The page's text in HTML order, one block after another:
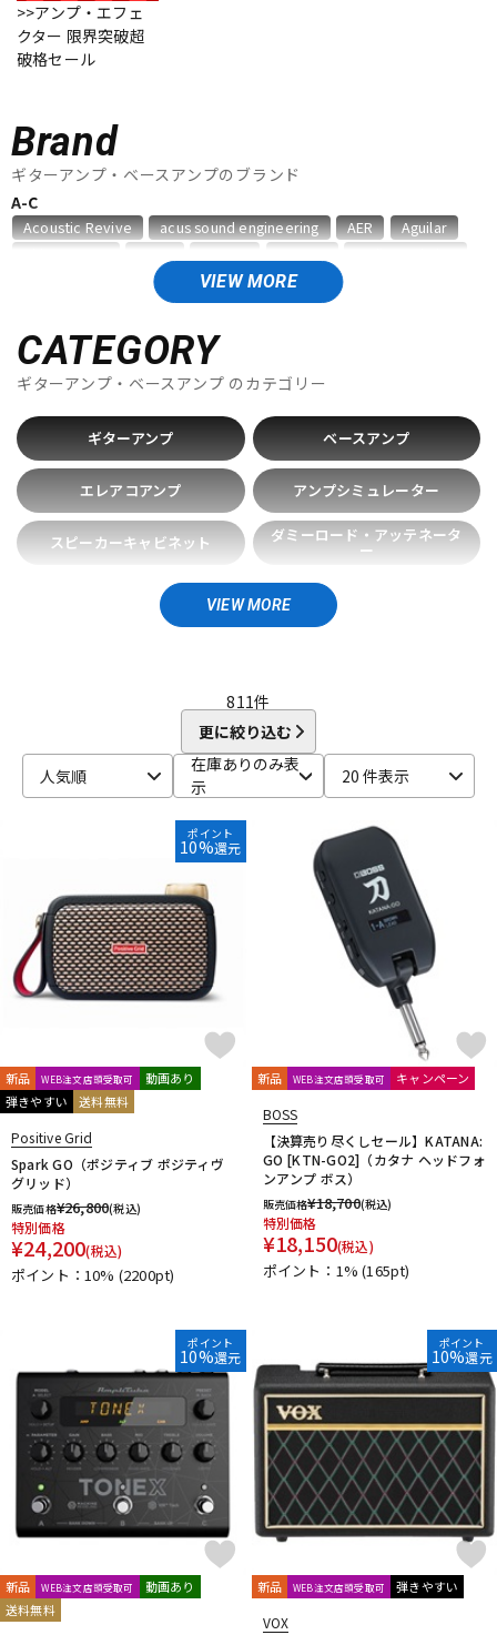
管楽器
アンプ
DJ機器 DTM
DTM オンライン納品 レコーディング機器
配信/ライブ機器
中古 ヴィンテージ
>>アンプ・エフェ
クター 限界突破超
破格セール
Brand
ギターアンプ・ベースアンプのブランド
VIEW MORE
A-C
Acoustic Revive acus sound engineering AER
Aguilar
BAGEND BELDEN Benson Amps
BOSS CAJ Carr
CORNELL
D-F
Danelectro Darkglass Electronics Demeter
Divided by 13
Dr.Z DV MARK EBS
Effects Bakery
Electro Harmonix
ENGL EVH EX-Pro
Fender Japan
Fender USA
Fluid Audio
FRACTAL AUDIO SYSTEMS
Free The Tone
FRIEDMAN FRYETTE
FunSounds Pro
FURMAN
G-M
GATOR Gibson
GR Bass
Henriksen Amplifiers
HIWATT HOTONE
IK Multimedia JOYO J-Sound Garage
Montreux
MOOER
MUTEC
Neural DSP NIKKO Noah’sark NUX Orange
ORB
Palmer Pearl
Pocket Amp
POLYTONE
REVV Roland
SANWA SUPPLY SENNHEISER
shin’s music
SHINOS amplifier company Ltd.
String Driver
strymon
Suhr Amps SYNERGY tc electronic
TECH21
Two Notes
Udo Roesner Amps Universal Audio
unknown
VANDERKLEY
VHT VOVOX VOX
WALRUS AUDIO
YAMAHA
ZT Amp
他
キョーリツ
CATEGORY
ギターアンプ・ベースアンプ のカテゴリー
ギターアンプ ベースアンプ
エレアコアンプ アンプシミュレーター
スピーカーキャビネット ダミーロード・アッテネータ
ー
スピーカーケーブル
VIEW MORE
811件
更に絞り込む
人気順
在庫ありのみ表
示
20 件表示
ポイント
10%還元
新品 WEB注文店頭受取可
動画あり
弾きやすい
送料無料
Positive Grid
Spark GO（ポジティブ ポジティヴ
グリッド）
販売価格¥26,800(税込)
特別価格
¥24,200(税込)
ポイント：10% (2200pt)
新品 WEB注文店頭受取可 キャンペーン
BOSS
【決算売り尽くしセール】KATANA:
GO [KTN-GO2]（カタナ ヘッドフォ
ンアンプ ボス）
販売価格¥18,700(税込)
特別価格
¥18,150(税込)
ポイント：1%(165pt)
ポイント
10%還元
新品 WEB注文店頭受取可
動画あり
送料無料
ポイント
10%還元
新品 WEB注文店頭受取可 弾きやすい
VOX